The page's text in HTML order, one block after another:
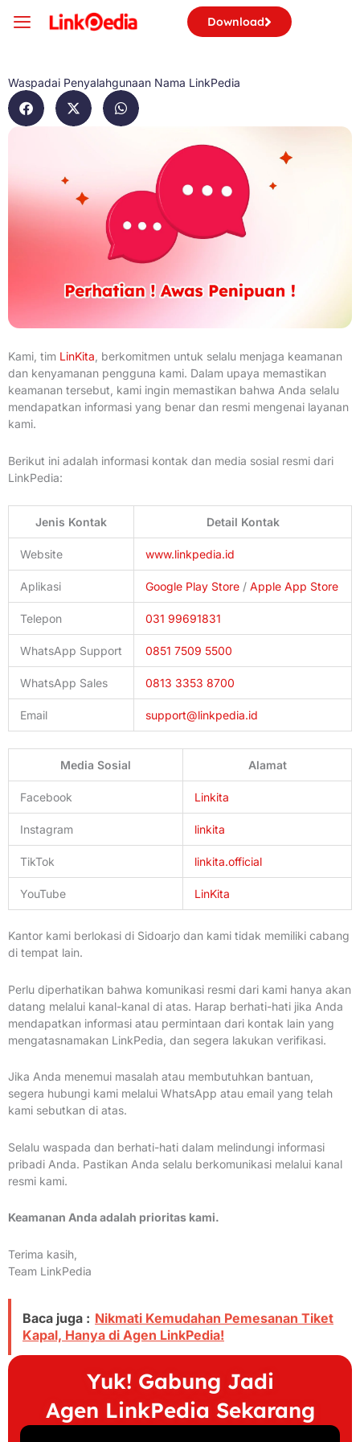
Download
Waspadai Penyalahgunaan Nama LinkPedia
Kami, tim LinKita , berkomitmen untuk selalu menjaga keamanan
dan kenyamanan pengguna kami. Dalam upaya memastikan
keamanan tersebut, kami ingin memastikan bahwa Anda selalu
mendapatkan informasi yang benar dan resmi mengenai layanan
kami.
Berikut ini adalah informasi kontak dan media sosial resmi dari
LinkPedia:
Jenis Kontak Detail Kontak
Website www.linkpedia.id
Aplikasi Google Play Store / Apple App Store
Telepon 031 99691831
WhatsApp Support 0851 7509 5500
WhatsApp Sales 0813 3353 8700
Email support@linkpedia.id
Media Sosial Alamat
Facebook Linkita
Instagram linkita
TikTok linkita.official
YouTube LinKita
Kantor kami berlokasi di Sidoarjo dan kami tidak memiliki cabang
di tempat lain.
Perlu diperhatikan bahwa komunikasi resmi dari kami hanya akan
datang melalui kanal-kanal di atas. Harap berhati-hati jika Anda
mendapatkan informasi atau permintaan dari kontak lain yang
mengatasnamakan LinkPedia, dan segera lakukan verifikasi.
Jika Anda menemui masalah atau membutuhkan bantuan,
segera hubungi kami melalui WhatsApp atau email yang telah
kami sebutkan di atas.
Selalu waspada dan berhati-hati dalam melindungi informasi
pribadi Anda. Pastikan Anda selalu berkomunikasi melalui kanal
resmi kami.
Keamanan Anda adalah prioritas kami.
Terima kasih,
Team LinkPedia
Baca juga : Nikmati Kemudahan Pemesanan Tiket
Kapal, Hanya di Agen LinkPedia!
Yuk! Gabung Jadi
Agen LinkPedia Sekarang